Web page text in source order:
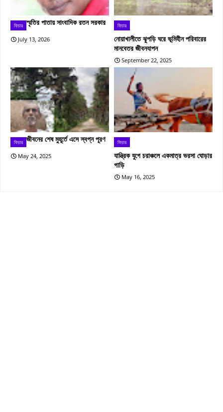
ফিচার স্মৃতির পাতায় সাংবাদিক রতন সরকার
July 13, 2026
ফিচার
নোয়াখালীতে ঝুপড়ি ঘরে ভূমিহীন পরিবারের
মানবেতর জীবনযাপন
September 22, 2025
ফিচার জীবনের শেষ মুহূর্তে এসে স্বপ্ন পূরণ
May 24, 2025
ফিচার
যান্ত্রিক যুগে চরাঞ্চলে একমাত্র ভরসা ঘোড়ার
গাড়ি
May 16, 2025